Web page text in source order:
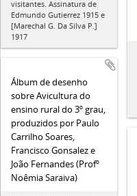
visitantes. Assinatura de
Edmundo Gutierrez 1915 e
[Marechal G. Da Silva P.]
1917
Álbum de desenho
sobre Avicultura do
ensino rural do 3º grau,
produzidos por Paulo
Carrilho Soares,
Francisco Gonsalez e
João Fernandes (Profº
Noêmia Saraiva)